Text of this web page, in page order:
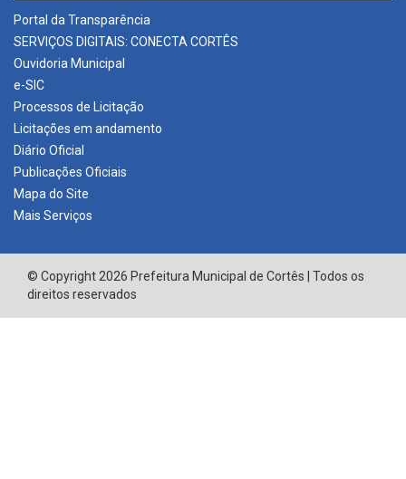
Portal da Transparência
SERVIÇOS DIGITAIS: CONECTA CORTÊS
Ouvidoria Municipal
e-SIC
Processos de Licitação
Licitações em andamento
Diário Oficial
Publicações Oficiais
Mapa do Site
Mais Serviços
© Copyright 2026 Prefeitura Municipal de Cortês | Todos os
direitos reservados